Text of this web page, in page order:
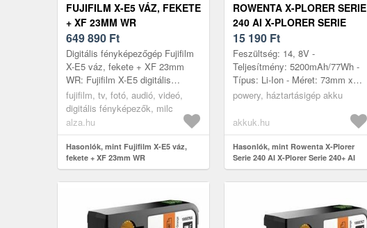
FUJIFILM X-E5 VÁZ, FEKETE
+ XF 23MM WR
649 890 Ft
Digitális fényképezőgép Fujifilm
X-E5 váz, fekete + XF 23mm
WR: Fujifilm X-E5 digitális
fényképezőgép vázEmeld új
szintre a közösségi média
profilo...
fujifilm, tv, fotó, audió, videó,
digitális fényképezők, milc
alza.hu
Hasonlók, mint Fujifilm X-E5 váz,
fekete + XF 23mm WR
ROWENTA X-PLORER SERIE
240 AI X-PLORER SERIE
240+ AI ROBOTPORSZÍVÓ
AKKU (HELYETTESÍTŐ)
15 190 Ft
Feszültség: 14, 8V -
Teljesítmény: 5200mAh/77Wh -
Típus: Li-Ion - Méret: 73mm x
69mm x 38mm
powery, háztartásigép akku
akkuk.hu
Hasonlók, mint Rowenta X-Plorer
Serie 240 AI X-Plorer Serie 240+ AI
robotporszívó akku (helyettesítő)